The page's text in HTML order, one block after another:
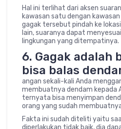
Hal ini terlihat dari aksen
kawasan satu dengan
gagak tersebut pindah ke
lain, suaranya dapat
lingkungan yang ditempatinya.
6. Gagak adalah
bisa balas
angan sekali-kali Anda
membuatnya dendam kepada
ternyata bisa menyimpan
orang yang sudah
Fakta ini sudah diteliti yaitu